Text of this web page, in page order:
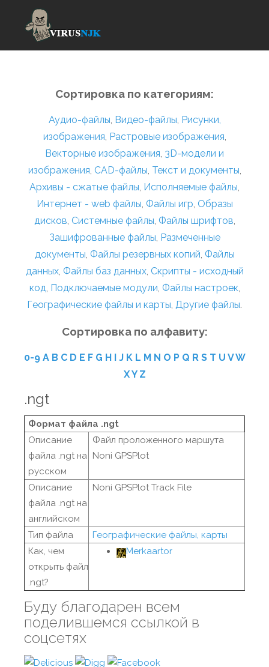
Сортировка по категориям:
Аудио-файлы, Видео-файлы, Рисунки,
изображения, Растровые изображения,
Векторные изображения, 3D-модели и
изображения, CAD-файлы, Текст и документы,
Архивы - сжатые файлы, Исполняемые файлы,
Интернет - web файлы, Файлы игр, Образы
дисков, Системные файлы, Файлы шрифтов,
Зашифрованные файлы, Размеченные
документы, Файлы резервных копий, Файлы
данных, Файлы баз данных, Скрипты - исходный
код, Подключаемые модули, Файлы настроек,
Географические файлы и карты, Другие файлы.
Сортировка по алфавиту:
0-9 A B C D E F G H I J K L M N O P Q R S T U VW
XY Z
.ngt
Формат файла .ngt
Описание
файла .ngt на
русском
Файл проложенного маршута
Noni GPSPlot
Описание
файла .ngt на
английском
Noni GPSPlot Track File
Тип файла
Географические файлы, карты
Как, чем
открыть файл
.ngt?
Merkaartor
Буду благодарен всем
поделившемся ссылкой в
соцсетях